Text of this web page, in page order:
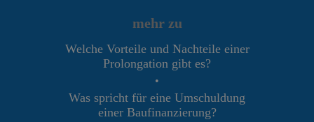
mehr zu
Welche Vorteile und Nachteile einer
Prolongation gibt es?
•
Was spricht für eine Umschuldung
einer Baufinanzierung?